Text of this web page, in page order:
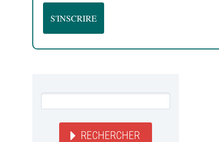
RECHERCHER